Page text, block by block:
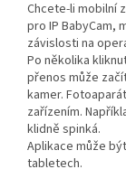
Chcete-li mobilní
pro IP BabyCam,
závislosti na
Po několika
přenos může
kamer.
zařízením.
klidně spinká.
Aplikace může
tabletech.